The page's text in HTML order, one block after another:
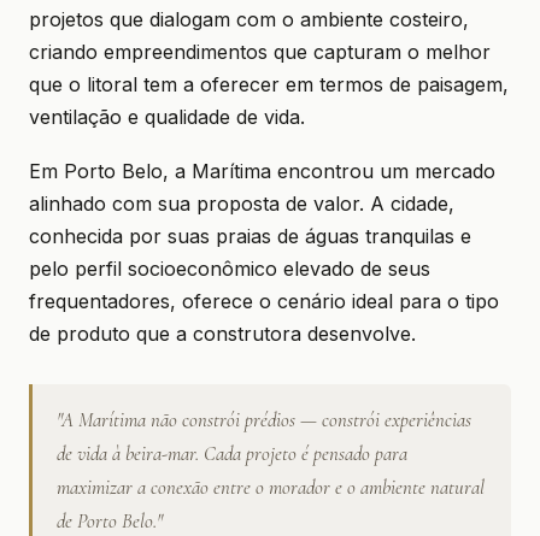
projetos que dialogam com o ambiente costeiro,
criando empreendimentos que capturam o melhor
que o litoral tem a oferecer em termos de paisagem,
ventilação e qualidade de vida.
Em Porto Belo, a Marítima encontrou um mercado
alinhado com sua proposta de valor. A cidade,
conhecida por suas praias de águas tranquilas e
pelo perfil socioeconômico elevado de seus
frequentadores, oferece o cenário ideal para o tipo
de produto que a construtora desenvolve.
"A Marítima não constrói prédios — constrói experiências
de vida à beira-mar. Cada projeto é pensado para
maximizar a conexão entre o morador e o ambiente natural
de Porto Belo."